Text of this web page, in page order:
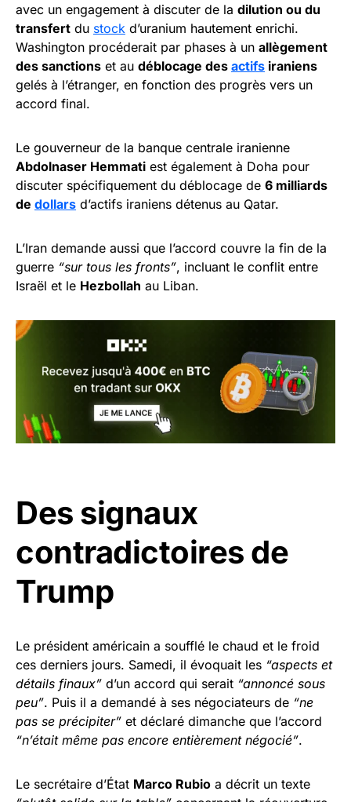
avec un engagement à discuter de la dilution ou du
transfert du stock d’uranium hautement enrichi.
Washington procéderait par phases à un allègement
des sanctions et au déblocage des actifs iraniens
gelés à l’étranger, en fonction des progrès vers un
accord final.
Le gouverneur de la banque centrale iranienne
Abdolnaser Hemmati est également à Doha pour
discuter spécifiquement du déblocage de 6 milliards
de dollars d’actifs iraniens détenus au Qatar.
L’Iran demande aussi que l’accord couvre la fin de la
guerre “sur tous les fronts”, incluant le conflit entre
Israël et le Hezbollah au Liban.
Des signaux
contradictoires de
Trump
Le président américain a soufflé le chaud et le froid
ces derniers jours. Samedi, il évoquait les “aspects et
détails finaux” d’un accord qui serait “annoncé sous
peu”. Puis il a demandé à ses négociateurs de “ne
pas se précipiter” et déclaré dimanche que l’accord
“n’était même pas encore entièrement négocié”.
Le secrétaire d’État Marco Rubio a décrit un texte